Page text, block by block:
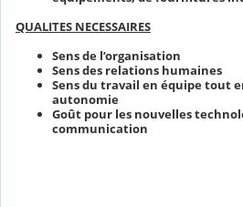
QUALITES NECESSAIRES
Sens de l’organisation
Sens des relations humaines
Sens du travail en équipe tout
autonomie
Goût pour les nouvelles
communication